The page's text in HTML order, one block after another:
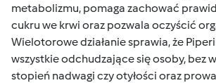
metabolizmu, pomaga zachować
cukru we krwi oraz pozwala oczyścić
Wielotorowe działanie sprawia, że
wszystkie odchudzające się osoby, bez
stopień nadwagi czy otyłości oraz